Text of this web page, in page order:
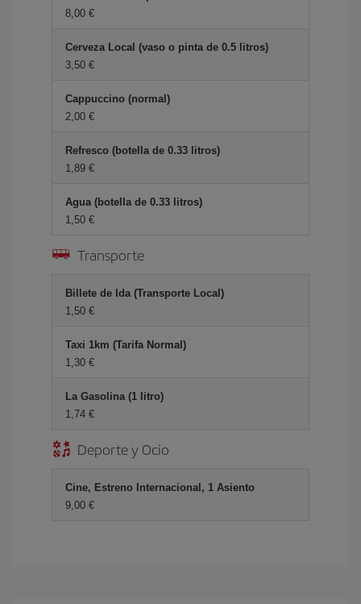
8,00 €
Cerveza Local (vaso o pinta de 0.5 litros)
3,50 €
Cappuccino (normal)
2,00 €
Refresco (botella de 0.33 litros)
1,89 €
Agua (botella de 0.33 litros)
1,50 €
Transporte
Billete de Ida (Transporte Local)
1,50 €
Taxi 1km (Tarifa Normal)
1,30 €
La Gasolina (1 litro)
1,74 €
Deporte y Ocio
Cine, Estreno Internacional, 1 Asiento
9,00 €